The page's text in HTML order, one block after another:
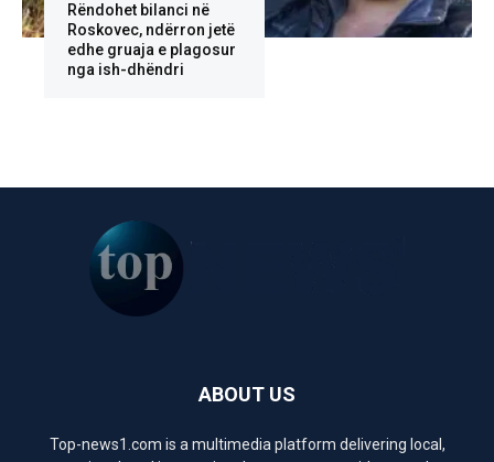
Rëndohet bilanci në
Roskovec, ndërron jetë
edhe gruaja e plagosur
nga ish-dhëndri
ABOUT US
Top-news1.com is a multimedia platform delivering local,